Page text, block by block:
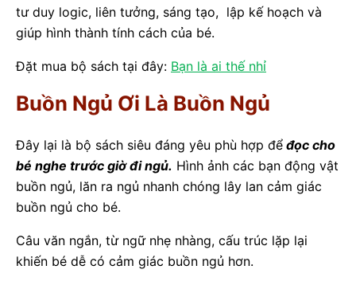
tư duy logic, liên tưởng, sáng tạo, lập kế hoạch và
giúp hình thành tính cách của bé.
Đặt mua bộ sách tại đây: Bạn là ai thế nhỉ
Buồn Ngủ Ơi Là Buồn Ngủ
Đây lại là bộ sách siêu đáng yêu phù hợp để đọc cho
bé nghe trước giờ đi ngủ. Hình ảnh các bạn động vật
buồn ngủ, lăn ra ngủ nhanh chóng lây lan cảm giác
buồn ngủ cho bé.
Câu văn ngắn, từ ngữ nhẹ nhàng, cấu trúc lặp lại
khiến bé dễ có cảm giác buồn ngủ hơn.